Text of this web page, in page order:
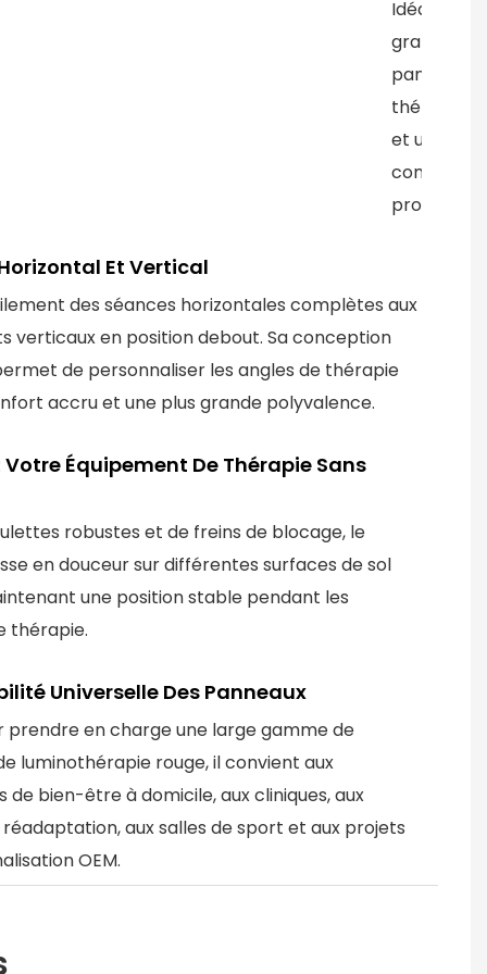
Idéal pour
grands
panneaux
et une
prolongée.
Et Vertical
des séances horizontales complètes aux
verticaux en position debout. Sa conception
de personnaliser les angles de thérapie
accru et une plus grande polyvalence.
Votre Équipement De Thérapie Sans
robustes et de freins de blocage, le
en douceur sur différentes surfaces de sol
une position stable pendant les
thérapie.
Universelle Des Panneaux
prendre en charge une large gamme de
luminothérapie rouge, il convient aux
de bien-être à domicile, aux cliniques, aux
aux salles de sport et aux projets
OEM.